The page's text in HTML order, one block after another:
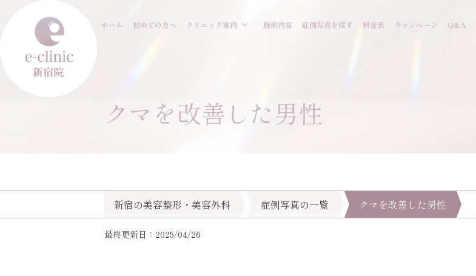
ホーム 初めての方へ クリニック案内 施術内容 症例写真を探す 料金表 キャンペーン Q&A
クマを改善した男性
新宿の美容整形・美容外科 症例写真の一覧 クマを改善した男性
最終更新日：2025/04/26